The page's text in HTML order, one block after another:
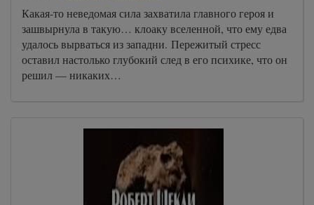
Какая-то неведомая сила захватила главного героя и
зашвырнула в такую… клоаку вселенной, что ему едва
удалось вырваться из западни. Пережитый стресс
оставил настолько глубокий след в его психике, что он
решил — никаких…